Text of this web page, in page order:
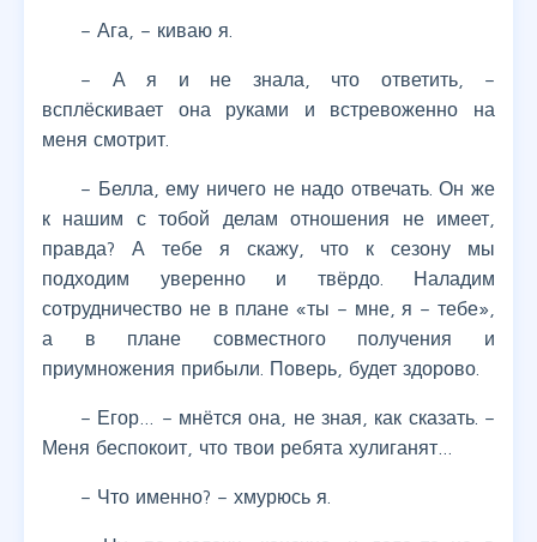
– Ага, – киваю я.
– А я и не знала, что ответить, –
всплёскивает она руками и встревоженно на
меня смотрит.
– Белла, ему ничего не надо отвечать. Он же
к нашим с тобой делам отношения не имеет,
правда? А тебе я скажу, что к сезону мы
подходим уверенно и твёрдо. Наладим
сотрудничество не в плане «ты – мне, я – тебе»,
а в плане совместного получения и
приумножения прибыли. Поверь, будет здорово.
– Егор… – мнётся она, не зная, как сказать. –
Меня беспокоит, что твои ребята хулиганят…
– Что именно? – хмурюсь я.